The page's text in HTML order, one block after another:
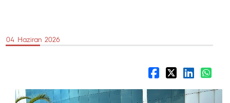
04 Haziran 2026